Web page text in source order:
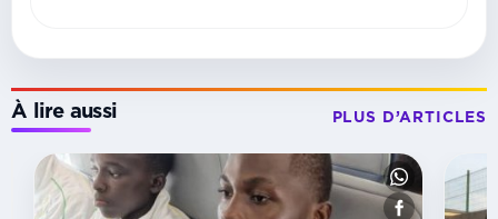
À lire aussi PLUS D’ARTICLES
COMPÉTITION